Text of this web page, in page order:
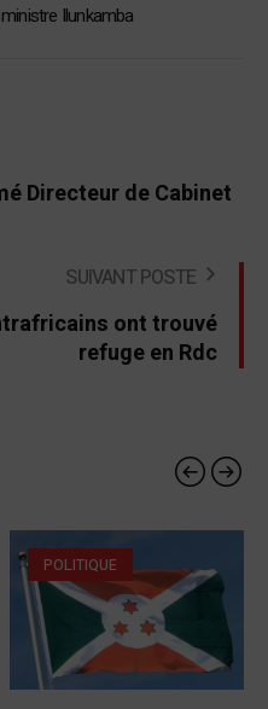
Ilunkamba
Directeur de Cabinet
SUIVANT POSTE
ont trouvé
refuge en Rdc
POLITIQUE